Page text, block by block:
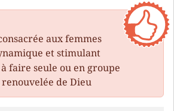
aux femmes
et stimulant
faire seule ou en groupe
de Dieu